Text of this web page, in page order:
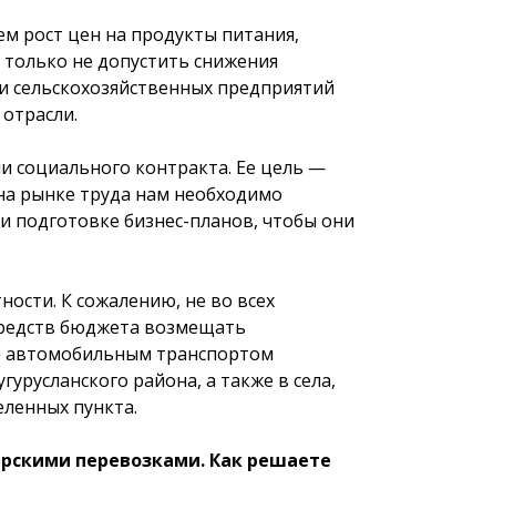
рост цен на продукты питания,
не допустить снижения
предприятий
социального контракта. Ее цель —
рынке труда нам необходимо
бизнес-планов, чтобы они
К сожалению, не во всех
бюджета возмещать
автомобильным транспортом
района, а также в села,
пункта.
перевозками. Как решаете